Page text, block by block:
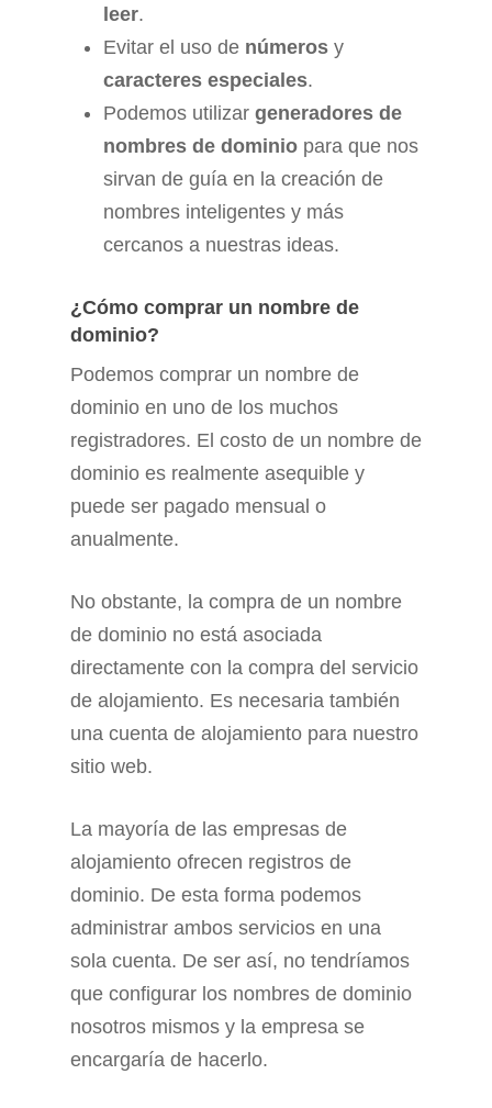
leer.
Evitar el uso de números y
caracteres especiales.
Podemos utilizar generadores de
nombres de dominio para que nos
sirvan de guía en la creación de
nombres inteligentes y más
cercanos a nuestras ideas.
¿Cómo comprar un nombre de
dominio?
Podemos comprar un nombre de
dominio en uno de los muchos
registradores. El costo de un nombre de
dominio es realmente asequible y
puede ser pagado mensual o
anualmente.
No obstante, la compra de un nombre
de dominio no está asociada
directamente con la compra del servicio
de alojamiento. Es necesaria también
una cuenta de alojamiento para nuestro
sitio web.
La mayoría de las empresas de
alojamiento ofrecen registros de
dominio. De esta forma podemos
administrar ambos servicios en una
sola cuenta. De ser así, no tendríamos
que configurar los nombres de dominio
nosotros mismos y la empresa se
encargaría de hacerlo.